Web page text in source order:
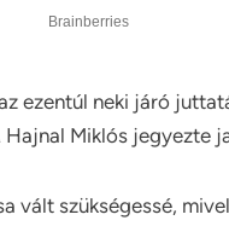
ezentúl neki járó
Miklós jegyezte
vált szükségessé,